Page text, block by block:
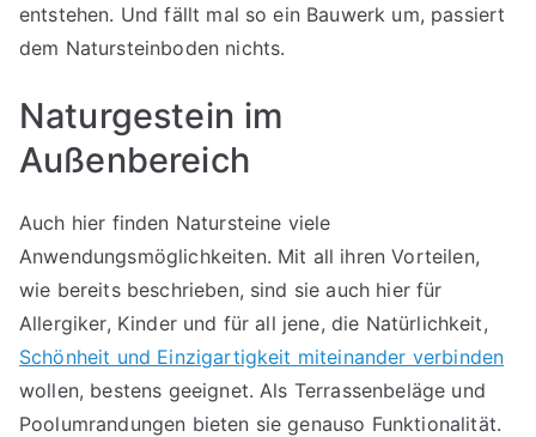
entstehen. Und fällt mal so ein Bauwerk um, passiert
dem Natursteinboden nichts.
Naturgestein im
Außenbereich
Auch hier finden Natursteine viele
Anwendungsmöglichkeiten. Mit all ihren Vorteilen,
wie bereits beschrieben, sind sie auch hier für
Allergiker, Kinder und für all jene, die Natürlichkeit,
Schönheit und Einzigartigkeit miteinander verbinden
wollen, bestens geeignet. Als Terrassenbeläge und
Poolumrandungen bieten sie genauso Funktionalität.